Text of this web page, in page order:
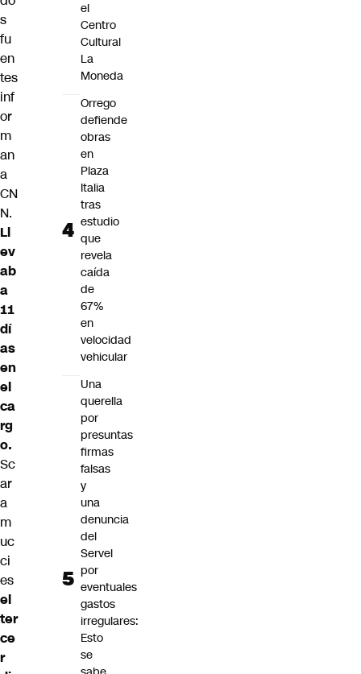
s
fu
en
tes
inf
or
m
an
a
CN
N.
Ll
ev
ab
a
11
dí
as
en
el
ca
rg
o.
Sc
ar
a
m
uc
ci
es
el
ter
ce
r
el
Centro
Cultural
La
Moneda
Orrego
defiende
obras
en
Plaza
Italia
tras
estudio
que
revela
caída
de
67%
en
velocidad
vehicular
Una
querella
por
presuntas
firmas
falsas
y
una
denuncia
del
Servel
por
eventuales
gastos
irregulares:
Esto
se